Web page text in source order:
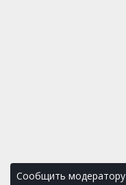
Сообщить модератору